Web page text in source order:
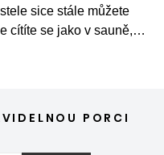
sice stále můžete
cítíte se jako v sauně,
PORCI